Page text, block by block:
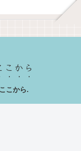
から
こから.